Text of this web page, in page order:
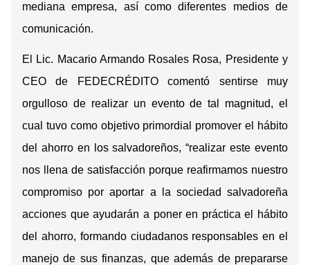
mediana empresa, así como diferentes medios de
comunicación.
El Lic. Macario Armando Rosales Rosa, Presidente y
CEO de FEDECRÉDITO comentó sentirse muy
orgulloso de realizar un evento de tal magnitud, el
cual tuvo como objetivo primordial promover el hábito
del ahorro en los salvadoreños, “realizar este evento
nos llena de satisfacción porque reafirmamos nuestro
compromiso por aportar a la sociedad salvadoreña
acciones que ayudarán a poner en práctica el hábito
del ahorro, formando ciudadanos responsables en el
manejo de sus finanzas, que además de prepararse